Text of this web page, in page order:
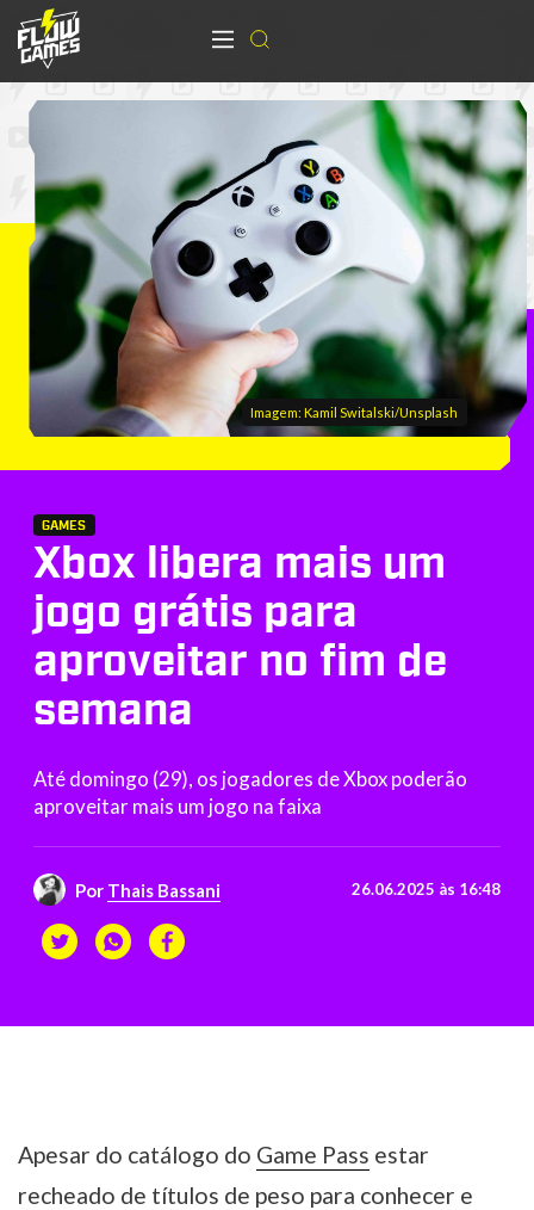
Imagem: Kamil Switalski/Unsplash
GAMES
Xbox libera mais um
jogo grátis para
aproveitar no fim de
semana
Até domingo (29), os jogadores de Xbox poderão
aproveitar mais um jogo na faixa
Por Thais Bassani 26.06.2025 às 16:48
Apesar do catálogo do Game Pass estar
recheado de títulos de peso para conhecer e